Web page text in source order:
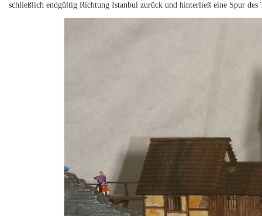
schließlich endgültig Richtung Istanbul zurück und hinterließ eine Spur des